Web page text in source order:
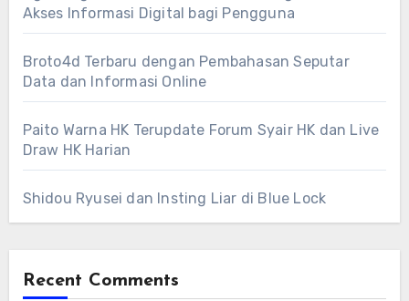
Akses Informasi Digital bagi Pengguna
Broto4d Terbaru dengan Pembahasan Seputar
Data dan Informasi Online
Paito Warna HK Terupdate Forum Syair HK dan Live
Draw HK Harian
Shidou Ryusei dan Insting Liar di Blue Lock
Recent Comments